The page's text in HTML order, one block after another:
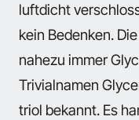
luftdicht
kein Bedenken.
nahezu immer
Trivialnamen
triol bekannt. Es